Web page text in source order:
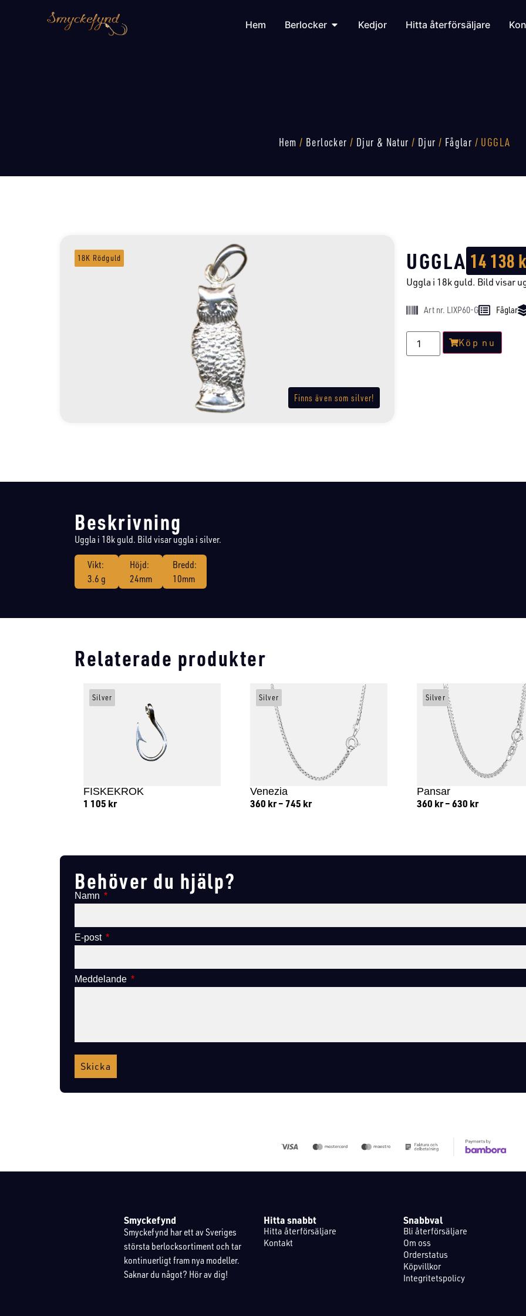
Hem Berlocker Kedjor Hitta återförsäljare
Hem / Berlocker / Djur & Natur / Djur / Fåglar / UGGLA
Finns även som silver!
18K Rödguld UGGLA 14 138
Uggla i 18k guld. Bild visar
Art nr. LIXP60-G Fåglar
Köp nu
Beskrivning
Uggla i 18k guld. Bild visar uggla i silver.
Vikt:
3.6 g
Höjd:
24mm
Bredd:
10mm
Relaterade produkter
FISKEKROK
1 105 kr
Silver
Venezia
360 kr –745 kr
Silver
Pansar
360 kr –630 kr
Silver
Behöver du hjälp?
Namn
E-post
Meddelande
Skicka
Smyckefynd
Smyckefynd har ett av Sveriges
största berlocksortiment och tar
kontinuerligt fram nya modeller.
Saknar du något? Hör av dig!
Hitta snabbt
Hitta återförsäljare
Kontakt
Snabbval
Bli återförsäljare
Om oss
Orderstatus
Köpvillkor
Integritetspolicy